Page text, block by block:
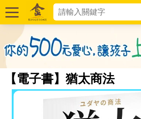
【電子書】猶太商法